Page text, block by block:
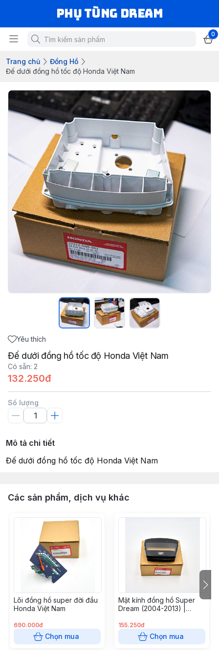
Phụ Tùng Dream
0
Trang chủ
Đồng Hồ
Đế dưới đồng hồ tốc độ Honda Việt Nam
Yêu thích
Đế dưới đồng hồ tốc độ Honda Việt Nam
Có sẵn: 2
132.250đ
Số lượng
Mô tả chi tiết
Đế dưới đồng hồ tốc độ Honda Việt Nam
Các sản phẩm, dịch vụ khác
Lõi đồng hồ super đời đầu
Honda Việt Nam
690.000đ
Chọn mua
Mặt kính đồng hồ Super
Dream (2004-2013) |
37211KVV901
155.250đ
Chọn mua